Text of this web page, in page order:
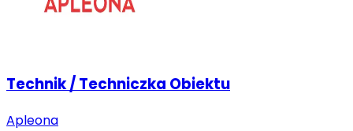
Technik / Techniczka Obiektu
Apleona